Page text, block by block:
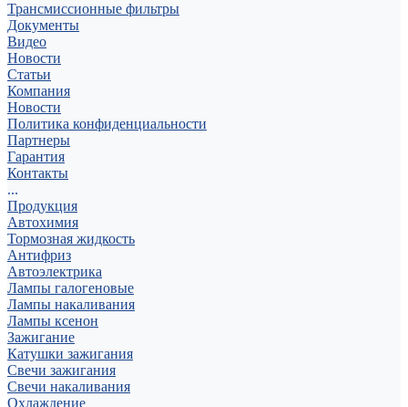
Трансмиссионные фильтры
Документы
Видео
Новости
Статьи
Компания
Новости
Политика конфиденциальности
Партнеры
Гарантия
Контакты
...
Продукция
Автохимия
Тормозная жидкость
Антифриз
Автоэлектрика
Лампы галогеновые
Лампы накаливания
Лампы ксенон
Зажигание
Катушки зажигания
Свечи зажигания
Свечи накаливания
Охлаждение